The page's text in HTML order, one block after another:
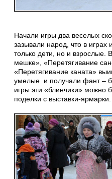
Начали игры два веселых
зазывали народ, что в играх
только дети, но и взрослые.
мешке», «Перетягивание
«Перетягивание каната»
умелые и получали фант –
игры эти «блинчики» можно
поделки с выставки-ярмарки.